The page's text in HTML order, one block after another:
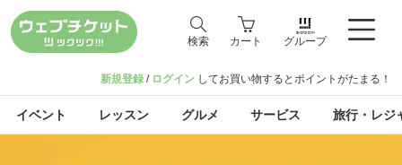
検索 カート グループ
新規登録 / ログイン してお買い物するとポイントがたまる！
イベント レッスン グルメ サービス 旅行・レジ